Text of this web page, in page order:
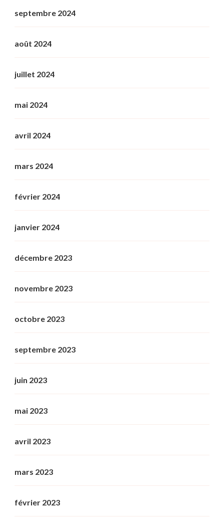
septembre 2024
août 2024
juillet 2024
mai 2024
avril 2024
mars 2024
février 2024
janvier 2024
décembre 2023
novembre 2023
octobre 2023
septembre 2023
juin 2023
mai 2023
avril 2023
mars 2023
février 2023